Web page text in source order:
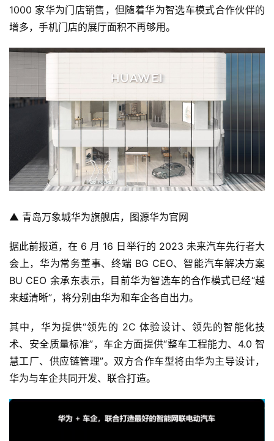
首
1000 家华为门店销售，但随着华为智选车模式合作伙伴的
增多， 手机门店的展厅面积不再够用。
▲ 青岛万象城华为旗舰店，图源华为官网
据此前报道，在 6 月 16 日举行的 2023 未来汽车先行者大
会上，华为常务董事、终端 BG CEO、智能汽车解决方案
BU CEO 余承东表示，
目前华为智选车的合作模式已经“越
来越清晰”，将分别由华为和车企各自出力。
其中，华为提供“领先的 2C 体验设计、领先的智能化技
术、安全质量标准”，车企方面提供“整车工程能力、4.0 智
慧工厂、供应链管理”。 双方合作车型将由华为主导设计，
华为与车企共同开发、联合打造。